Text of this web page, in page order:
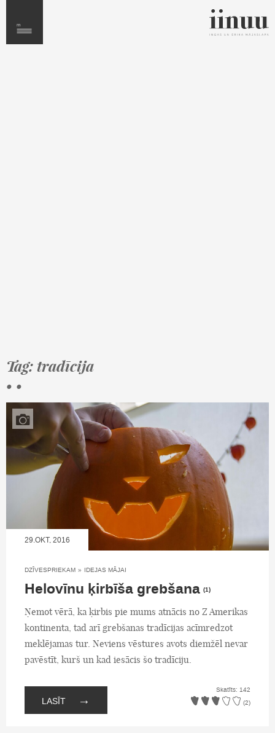
Tag: tradīcija
• •
29.OKT, 2016
DZĪVESPRIEKAM » IDEJAS MĀJAI
Helovīnu ķirbīša grebšana (1)
Ņemot vērā, ka ķirbis pie mums atnācis no Z Amerikas
kontinenta, tad arī grebšanas tradīcijas acīmredzot
meklējamas tur. Neviens vēstures avots diemžēl nevar
pavēstīt, kurš un kad iesācis šo tradīciju.
LASĪT →
Skatīts: 142
(2)